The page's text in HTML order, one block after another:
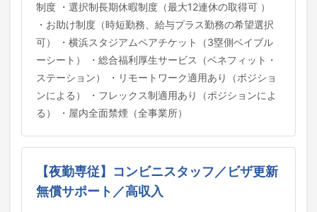
制度 ・選択制長期休暇制度（最大12連休の取得可 ）
・お助け制度（時短勤務、給与プラス勤務の希望選択
可） ・横浜スタジアムペアチケット（3塁側ベイブル
ーシート） ・総合福利厚生サービス（ベネフィット・
ステーション） ・リモートワーク適用あり（ポジショ
ンによる） ・フレックス制適用あり（ポジションによ
る） ・屋内全面禁煙（全事業所）
【夜勤専従】コンビニスタッフ／ビザ更新
無償サポート／高収入